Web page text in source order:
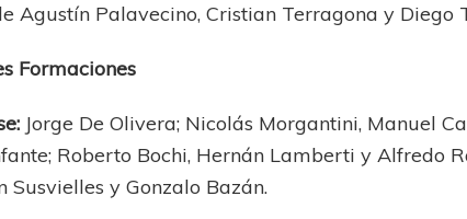
Agustín Palavecino, Cristian Terragona y Diego
Formaciones
Jorge De Olivera; Nicolás Morgantini, Manuel
Roberto Bochi, Hernán Lamberti y Alfredo
Susvielles y Gonzalo Bazán.